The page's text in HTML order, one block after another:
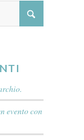
evento con